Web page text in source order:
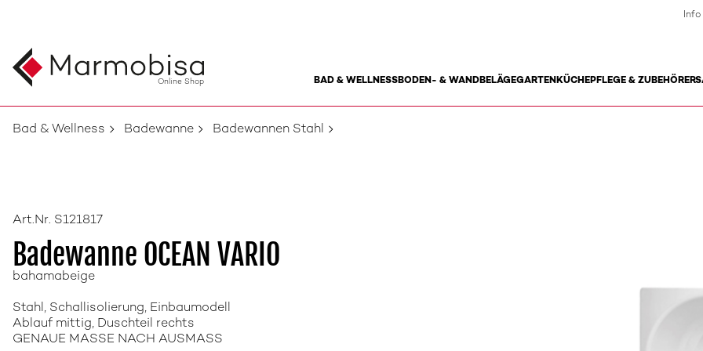
Online Shop BAD & WELLNESSBODEN- & WANDBELÄGEGARTENKÜCHEPFLEGE & ZUBEHÖR
Info
Bad & Wellness Badewanne Badewannen Stahl
Art.Nr. S121817
Badewanne OCEAN VARIO
bahamabeige
Stahl, Schallisolierung, Einbaumodell
Ablauf mittig, Duschteil rechts
GENAUE MASSE NACH AUSMASS